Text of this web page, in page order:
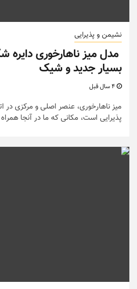
نشیمن و پذیرایی
مدل میز ناهارخوری
بسیار جدید و شیک
میز ناهارخوری، عنصر اصلی و مرکزی در
پذیرایی است، مکانی که ما در آنجا